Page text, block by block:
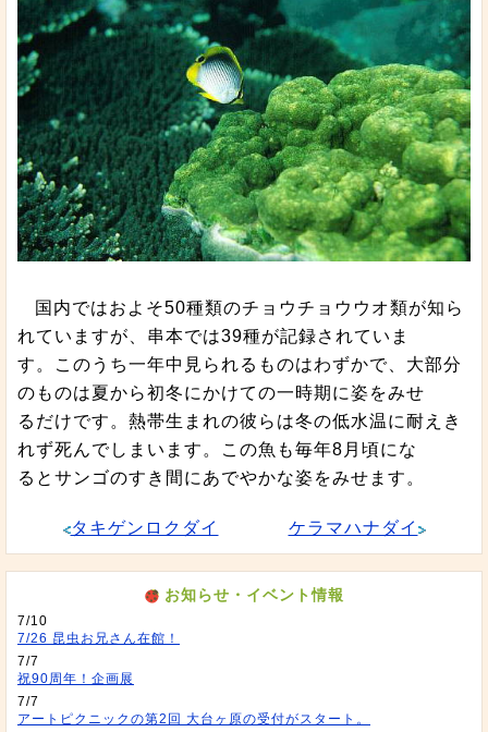
国内ではおよそ50種類のチョウチョウウオ類が知ら
れていますが、串本では39種が記録されていま
す。このうち一年中見られるものはわずかで、大部分
のものは夏から初冬にかけての一時期に姿をみせ
るだけです。熱帯生まれの彼らは冬の低水温に耐えき
れず死んでしまいます。この魚も毎年8月頃にな
るとサンゴのすき間にあでやかな姿をみせます。
タキゲンロクダイ ケラマハナダイ
お知らせ・イベント情報
7/10
7/26 昆虫お兄さん在館！
7/7
祝90周年！企画展
7/7
アートピクニックの第2回 大台ヶ原の受付がスタート。